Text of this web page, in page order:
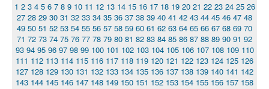
1 2 3 4 5 6 7 8 9 10 11 12 13 14 15 16 17 18 19 20 21 22 23 24 25 26
27 28 29 30 31 32 33 34 35 36 37 38 39 40 41 42 43 44 45 46 47 48
49 50 51 52 53 54 55 56 57 58 59 60 61 62 63 64 65 66 67 68 69 70
71 72 73 74 75 76 77 78 79 80 81 82 83 84 85 86 87 88 89 90 91 92
93 94 95 96 97 98 99 100 101 102 103 104 105 106 107 108 109 110
111 112 113 114 115 116 117 118 119 120 121 122 123 124 125 126
127 128 129 130 131 132 133 134 135 136 137 138 139 140 141 142
143 144 145 146 147 148 149 150 151 152 153 154 155 156 157 158